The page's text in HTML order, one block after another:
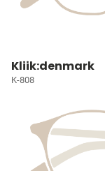
Kliik:denmark
K-808